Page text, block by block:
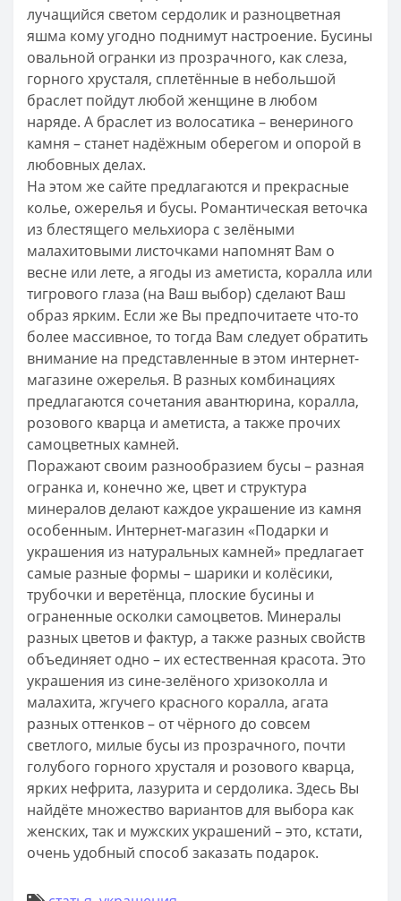
лучащийся светом сердолик и разноцветная
яшма кому угодно поднимут настроение. Бусины
овальной огранки из прозрачного, как слеза,
горного хрусталя, сплетённые в небольшой
браслет пойдут любой женщине в любом
наряде. А браслет из волосатика – венериного
камня – станет надёжным оберегом и опорой в
любовных делах.
На этом же сайте предлагаются и прекрасные
колье, ожерелья и бусы. Романтическая веточка
из блестящего мельхиора с зелёными
малахитовыми листочками напомнят Вам о
весне или лете, а ягоды из аметиста, коралла или
тигрового глаза (на Ваш выбор) сделают Ваш
образ ярким. Если же Вы предпочитаете что-то
более массивное, то тогда Вам следует обратить
внимание на представленные в этом интернет-
магазине ожерелья. В разных комбинациях
предлагаются сочетания авантюрина, коралла,
розового кварца и аметиста, а также прочих
самоцветных камней.
Поражают своим разнообразием бусы – разная
огранка и, конечно же, цвет и структура
минералов делают каждое украшение из камня
особенным. Интернет-магазин «Подарки и
украшения из натуральных камней» предлагает
самые разные формы – шарики и колёсики,
трубочки и веретёнца, плоские бусины и
ограненные осколки самоцветов. Минералы
разных цветов и фактур, а также разных свойств
объединяет одно – их естественная красота. Это
украшения из сине-зелёного хризоколла и
малахита, жгучего красного коралла, агата
разных оттенков – от чёрного до совсем
светлого, милые бусы из прозрачного, почти
голубого горного хрусталя и розового кварца,
ярких нефрита, лазурита и сердолика. Здесь Вы
найдёте множество вариантов для выбора как
женских, так и мужских украшений – это, кстати,
очень удобный способ заказать подарок.